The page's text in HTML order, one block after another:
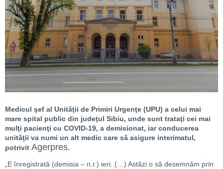
Medicul şef al Unităţii de Primiri Urgenţe (UPU) a celui mai
mare spital public din judeţul Sibiu, unde sunt trataţi cei mai
mulţi pacienţi cu COVID-19, a demisionat, iar conducerea
unităţii va numi un alt medic care să asigure interimatul,
potrivit Agerpres.
„E înregistrată (demisia – n.r.) ieri. (…) Astăzi o să desemnăm prin